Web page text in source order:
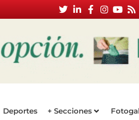
Deportes + Secciones